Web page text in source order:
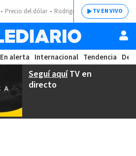
Precio del dólar Rodrigo ChavesTV EN VIVO
En alerta Internacional Tendencia
Seguí aquíTV en
directo